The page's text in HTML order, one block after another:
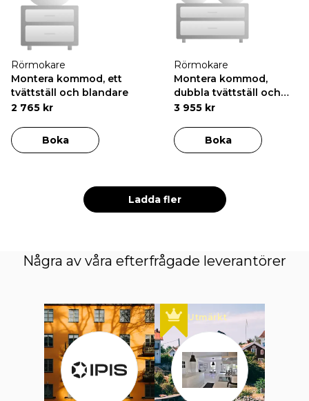
Rörmokare
Montera kommod, ett
tvättställ och blandare
2 765 kr
Boka
Rörmokare
Montera kommod,
dubbla tvättställ och
blandare
3 955 kr
Boka
Ladda fler
Några av våra efterfrågade leverantörer
Utmärkt